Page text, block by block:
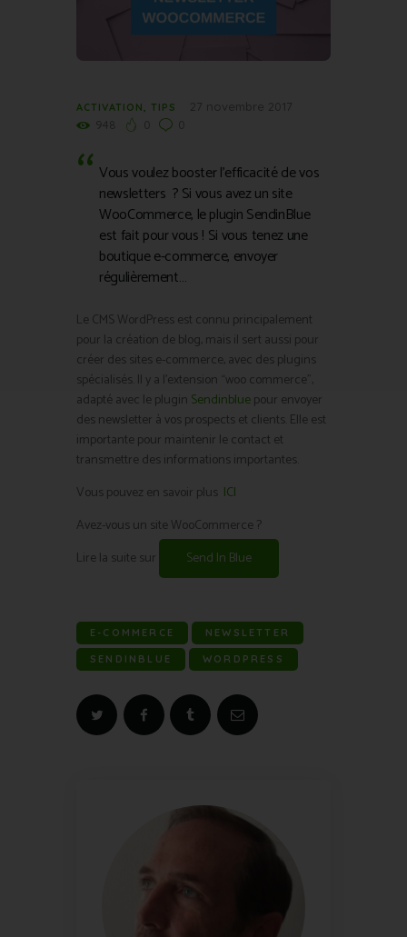
ACTIVATION, TIPS
Vous voulez booster l’efficacité de vos
newsletters ? Si vous avez un site
WooCommerce, le plugin SendinBlue
est fait pour vous ! Si vous tenez une
boutique e-commerce, envoyer
régulièrement…
Le CMS WordPress est connu principalement
pour la création de blog, mais il sert aussi pour
créer des sites e-commerce, avec des plugins
spécialisés. Il y a l’extension “woo commerce”,
adapté avec le plugin Sendinbluepour envoyer
des newsletter à vos prospects et clients. Elle est
importante pour maintenir le contact et
transmettre des informations importantes.
Vous pouvez en savoir plus ICI
Avez-vous un site WooCommerce ?
Lire la suite sur
Send In Blue
E-COMMERCE NEWSLETTER
SENDINBLUE WORDPRESS